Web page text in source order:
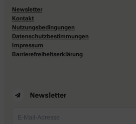
Newsletter
Kontakt
Nutzungsbedingungen
Datenschutzbestimmungen
Impressum
Barrierefreiheitserklärung
Newsletter